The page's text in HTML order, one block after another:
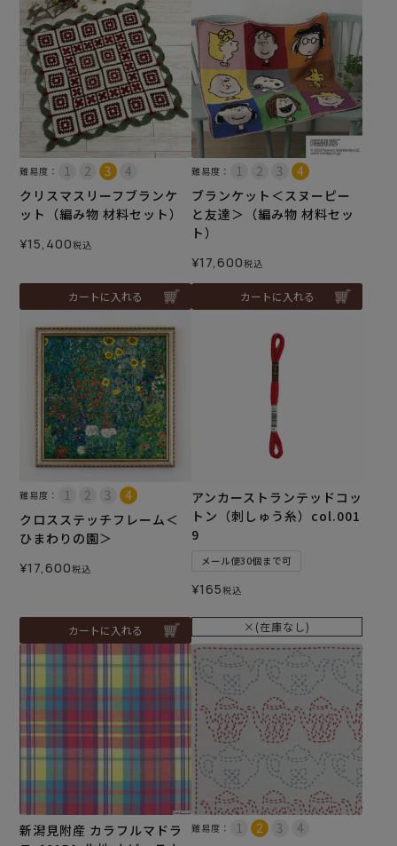
難易度：
クリスマスリーフブランケ
ット（編み物 材料セット）
¥15,400税込
カートに入れる
難易度：
ブランケット＜スヌーピー
と友達＞（編み物 材料セッ
ト）
¥17,600税込
カートに入れる
難易度：
クロスステッチフレーム＜
ひまわりの園＞
¥17,600税込
カートに入れる
アンカーストランテッドコッ
トン（刺しゅう糸）col.001
9
メール便30個まで可
¥165税込
×(在庫なし)
新潟見附産 カラフルマドラ
難易度：